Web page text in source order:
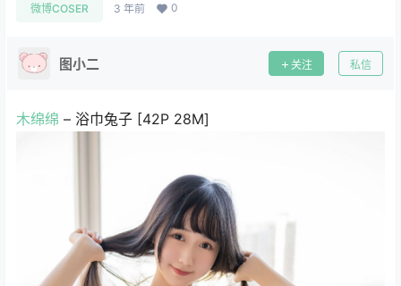
微博COSER 3 年前 0
图小二 关注 私信
木绵绵 – 浴巾兔子 [42P 28M]